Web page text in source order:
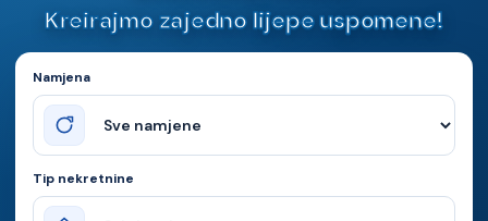
Kreirajmo zajedno lijepe uspomene!
Namjena
Tip nekretnine